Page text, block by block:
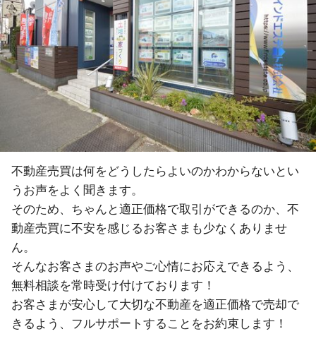
不動産売買は何をどうしたらよいのかわからないとい
うお声をよく聞きます。
そのため、ちゃんと適正価格で取引ができるのか、不
動産売買に不安を感じるお客さまも少なくありませ
ん。
そんなお客さまのお声やご心情にお応えできるよう、
無料相談を常時受け付けております！
お客さまが安心して大切な不動産を適正価格で売却で
きるよう、フルサポートすることをお約束します！